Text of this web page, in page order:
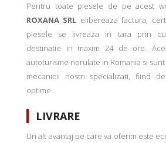
Pentru toate piesele de pe acest
ROXANA SRL elibereaza factura,
piesele se livreaza in tara prin
destinatie in maxim 24 de ore.
autoturisme nerulate in Romania si
mecanicii nostri specializati, fiind
optime.
LIVRARE
Un alt avantaj pe care va oferim este